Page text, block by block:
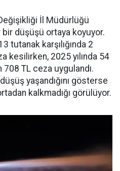
İl Müdürlüğü
düşüşü ortaya koyuyor.
tutanak karşılığında 2
kesilirken, 2025 yılında 54
TL ceza uygulandı.
yaşandığını gösterse
kalkmadığı görülüyor.